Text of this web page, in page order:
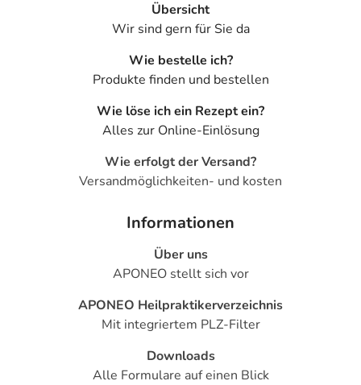
Übersicht
Wir sind gern für Sie da
Wie bestelle ich?
Produkte finden und bestellen
Wie löse ich ein Rezept ein?
Alles zur Online-Einlösung
Wie erfolgt der Versand?
Versandmöglichkeiten- und kosten
Informationen
Über uns
APONEO stellt sich vor
APONEO Heilpraktikerverzeichnis
Mit integriertem PLZ-Filter
Downloads
Alle Formulare auf einen Blick